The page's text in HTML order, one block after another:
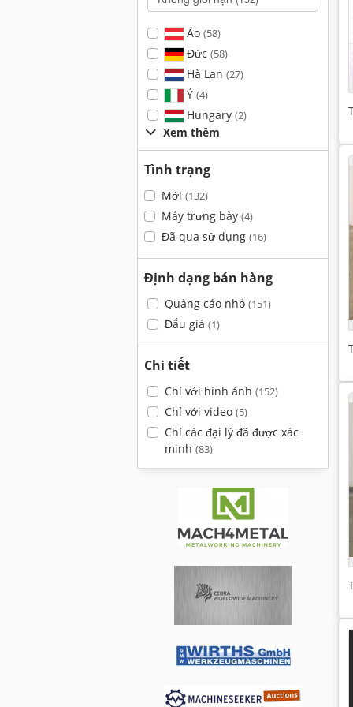
Áo (58)
Đức (58)
Hà Lan (27)
Ý (4)
Hungary (2)
Xem thêm
Tình trạng
Mới (132)
Máy trưng bày (4)
Đã qua sử dụng (16)
Định dạng bán hàng
Quảng cáo nhỏ (151)
Đấu giá (1)
Chi tiết
Chỉ với hình ảnh (152)
Chỉ với video (5)
Chỉ các đại lý đã được xác
minh (83)